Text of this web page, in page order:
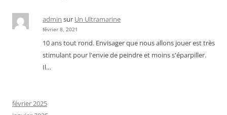
admin sur Un Ultramarine
février 8, 2021
10 ans tout rond. Envisager que nous allons jouer est très
stimulant pour l'envie de peindre et moins s'éparpiller.
Il…
février 2025